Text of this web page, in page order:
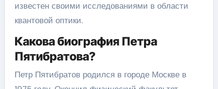
известен своими исследованиями в области
квантовой оптики.
Какова биография Петра
Пятибратова?
Петр Пятибратов родился в городе Москве в